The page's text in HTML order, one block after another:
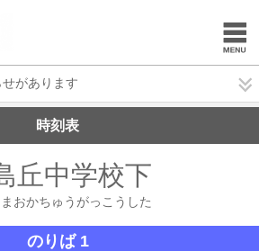
があります
時刻表
丘中学校下
おかちゅうがっこうした
のりば 1